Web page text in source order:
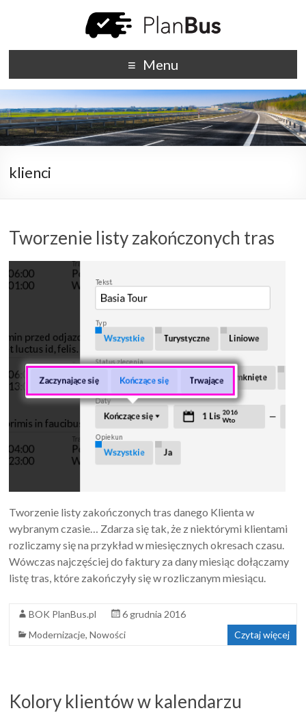
Menu
klienci
Tworzenie listy zakończonych tras
Tworzenie listy zakończonych tras danego Klienta w
wybranym czasie… Zdarza się tak, że z niektórymi klientami
rozliczamy się na przykład w miesięcznych okresach czasu.
Wówczas najczęściej do faktury za dany miesiąc dołączamy
listę tras, które zakończyły się w rozliczanym miesiącu.
BOK PlanBus.pl
6 grudnia 2016
Modernizacje,Nowości Czytaj więcej
Kolory klientów w kalendarzu